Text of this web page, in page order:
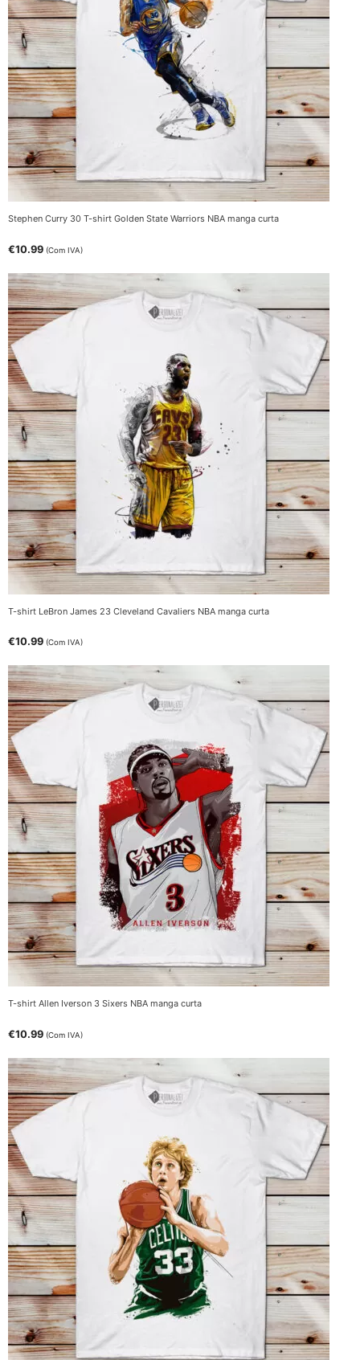
Stephen Curry 30 T-shirt Golden State Warriors NBA manga curta
€10.99 (Com IVA)
T-shirt LeBron James 23 Cleveland Cavaliers NBA manga curta
€10.99 (Com IVA)
T-shirt Allen Iverson 3 Sixers NBA manga curta
€10.99 (Com IVA)